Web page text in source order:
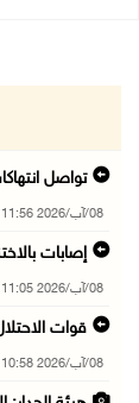
تواصل
08/آب/2026 11:56 م
إصابات
08/آب/2026 11:05 م
قوات
08/آب/2026 10:58 م